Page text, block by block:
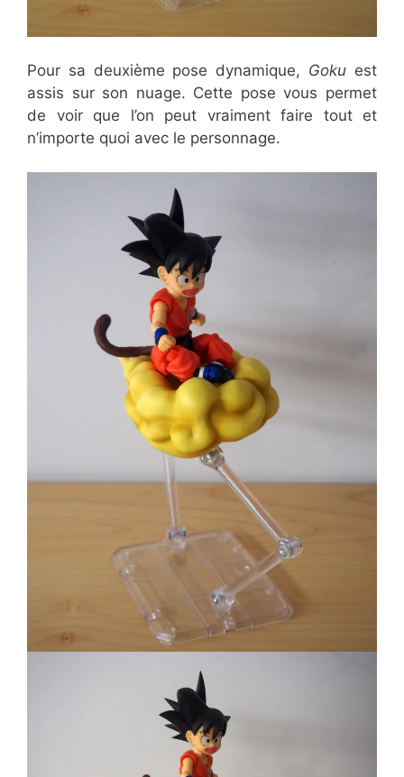
Pour sa deuxième pose dynamique, Goku est
assis sur son nuage. Cette pose vous permet
de voir que l’on peut vraiment faire tout et
n’importe quoi avec le personnage.